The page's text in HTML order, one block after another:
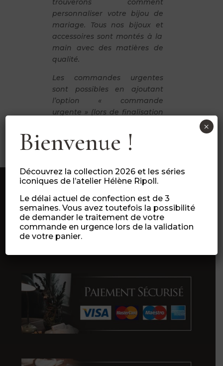
trouverons comment
personnaliser votre bijou de
mariage. Tous nos bijoux et
accessoires sont montés à la
main avec des matières de
qualité.
Les commandes urgentes
sont possibles en ajoutant
l’option « commande
urgente » (lors de finalisation
Bienvenue !
Découvrez la collection 2026 et les séries
iconiques de l’atelier Hélène Ripoll.
Le délai actuel de confection est de 3
semaines. Vous avez toutefois la possibilité
de demander le traitement de votre
commande en urgence lors de la validation
de votre panier.
×